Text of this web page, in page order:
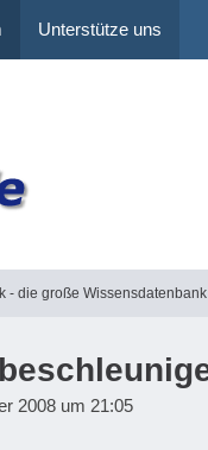
Unterstütze uns
- die große Wissensdatenbank
2008 um 21:05